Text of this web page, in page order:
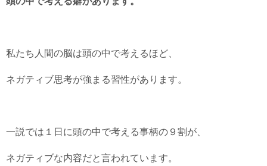
私たち人間の脳は頭の中で考えるほど、
ネガティブ思考が強まる習性があります。
一説では１日に頭の中で考える事柄の９割が、
ネガティブな内容だと言われています。